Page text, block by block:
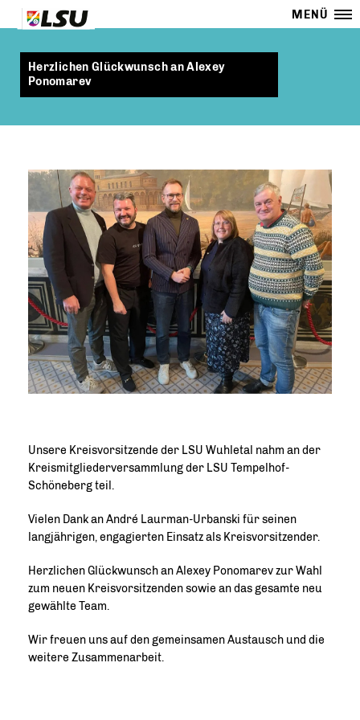
MENÜ
Herzlichen Glückwunsch an Alexey
Ponomarev
Unsere Kreisvorsitzende der LSU Wuhletal nahm an der
Kreismitgliederversammlung der LSU Tempelhof-
Schöneberg teil.
Vielen Dank an André Laurman-Urbanski für seinen
langjährigen, engagierten Einsatz als Kreisvorsitzender.
Herzlichen Glückwunsch an Alexey Ponomarev zur Wahl
zum neuen Kreisvorsitzenden sowie an das gesamte neu
gewählte Team.
Wir freuen uns auf den gemeinsamen Austausch und die
weitere Zusammenarbeit.